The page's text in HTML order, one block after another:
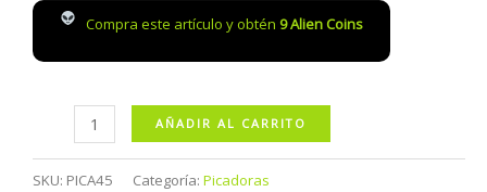
Compra este artículo y obtén 9Alien Coins
Picadora
Mediana
AÑADIR AL CARRITO
SKU: PICA45 Categoría: Picadoras